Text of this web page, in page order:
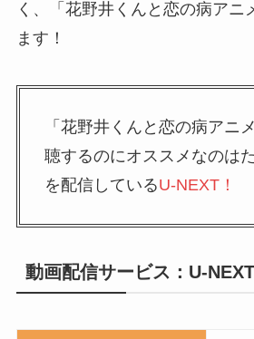
く、「花野井くんと恋の病アニ
ます！
「花野井くんと恋の病アニ
聴するのにオススメなのは
を配信しているU-NEXT！
動画配信サービス：U-NEXT